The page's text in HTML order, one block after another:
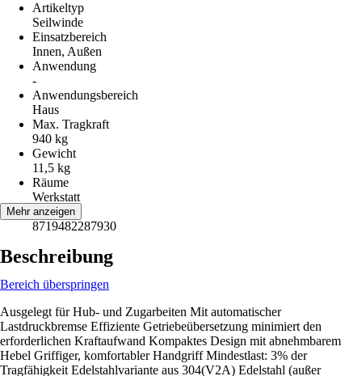
Artikeltyp
Seilwinde
Einsatzbereich
Innen, Außen
Anwendung
-
Anwendungsbereich
Haus
Max. Tragkraft
940 kg
Gewicht
11,5 kg
Räume
Werkstatt
EAN
8719482287930
Mehr anzeigen
Beschreibung
Bereich überspringen
Ausgelegt für Hub- und Zugarbeiten Mit automatischer
Lastdruckbremse Effiziente Getriebeübersetzung minimiert den
erforderlichen Kraftaufwand Kompaktes Design mit abnehmbarem
Hebel Griffiger, komfortabler Handgriff Mindestlast: 3% der
Tragfähigkeit Edelstahlvariante aus 304(V2A) Edelstahl (außer